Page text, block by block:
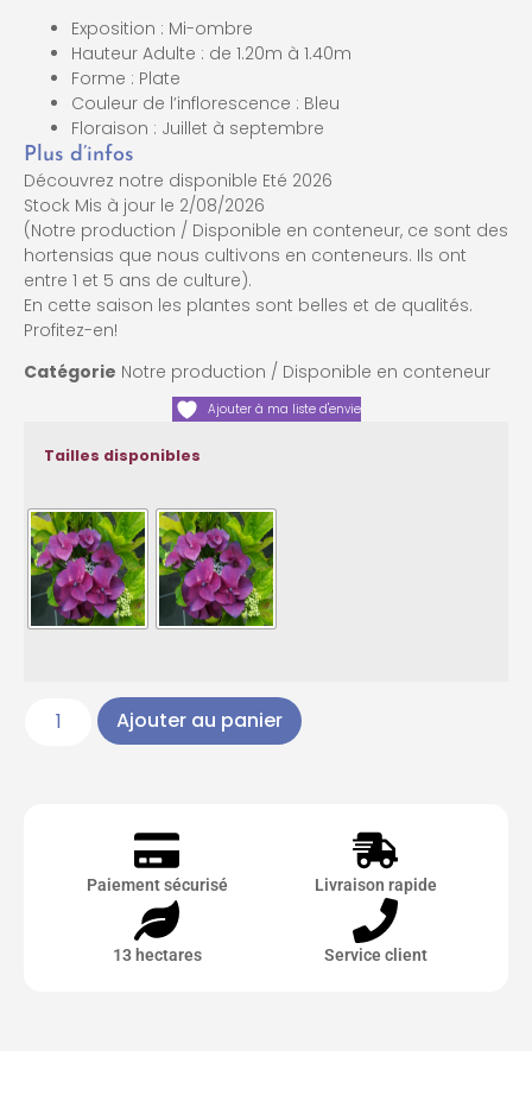
Exposition : Mi-ombre
Hauteur Adulte : de 1.20m à 1.40m
Forme : Plate
Couleur de l’inflorescence : Bleu
Floraison : Juillet à septembre
Plus d’infos
Découvrez notre disponible Eté 2026
Stock Mis à jour le 2/08/2026
(Notre production / Disponible en conteneur, ce sont des
hortensias que nous cultivons en conteneurs. Ils ont
entre 1 et 5 ans de culture).
En cette saison les plantes sont belles et de qualités.
Profitez-en!
Catégorie Notre production / Disponible en conteneur
Ajouter à ma liste d'envie
Tailles disponibles
Ajouter au panier
Paiement sécurisé Livraison rapide
13 hectares Service client